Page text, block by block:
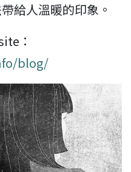
給人溫暖的印象。
：
blog/